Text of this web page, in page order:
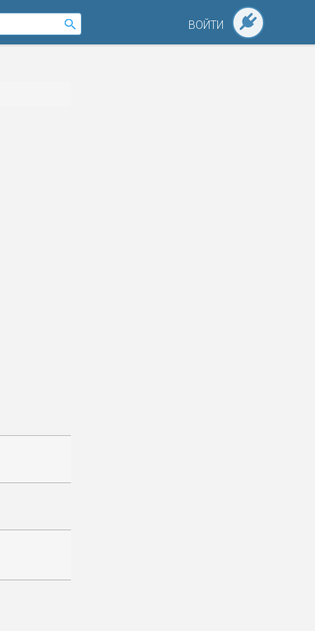
ВОЙТИ